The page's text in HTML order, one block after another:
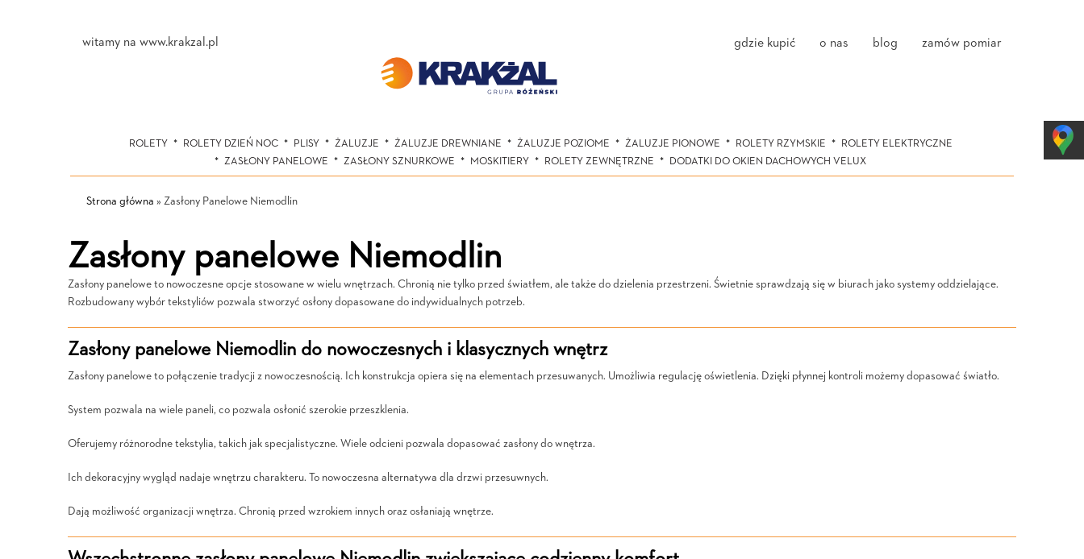
witamy na www.krakzal.pl gdzie kupić o nas blog zamów pomiar
ROLETY ROLETY DZIEŃ NOC PLISY ŻALUZJE ŻALUZJE DREWNIANE ŻALUZJE POZIOME ŻALUZJE PIONOWE ROLETY RZYMSKIE
ROLETY ELEKTRYCZNE
ZASŁONY PANELOWE
ZASŁONY SZNURKOWE MOSKITIERY ROLETY ZEWNĘTRZNE DODATKI DO OKIEN DACHOWYCH VELUX
Strona główna » Zasłony Panelowe Niemodlin
Zasłony panelowe Niemodlin
Zasłony panelowe to nowoczesne opcje stosowane w wielu wnętrzach. Chronią nie tylko przed światłem, ale także do dzielenia przestrzeni. Świetnie sprawdzają się w biurach jako systemy oddzielające.
Rozbudowany wybór tekstyliów pozwala stworzyć osłony dopasowane do indywidualnych potrzeb.
Zasłony panelowe Niemodlin do nowoczesnych i klasycznych wnętrz
Zasłony panelowe to połączenie tradycji z nowoczesnością. Ich konstrukcja opiera się na elementach przesuwanych. Umożliwia regulację oświetlenia. Dzięki płynnej kontroli możemy dopasować światło.
System pozwala na wiele paneli, co pozwala osłonić szerokie przeszklenia.
Oferujemy różnorodne tekstylia, takich jak specjalistyczne. Wiele odcieni pozwala dopasować zasłony do wnętrza.
Ich dekoracyjny wygląd nadaje wnętrzu charakteru. To nowoczesna alternatywa dla drzwi przesuwnych.
Dają możliwość organizacji wnętrza. Chronią przed wzrokiem innych oraz osłaniają wnętrze.